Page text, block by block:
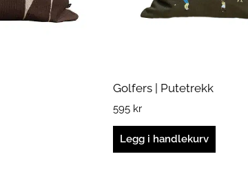
Golfers | Putetrekk
595 kr
Legg i handlekurv